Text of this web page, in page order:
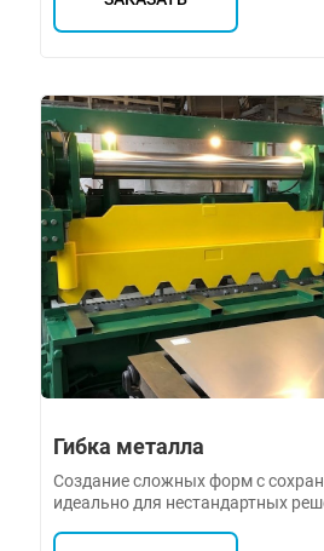
Гибка металла
Создание сложных форм с
идеально для нестандартных